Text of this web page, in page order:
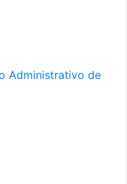
Administrativo de